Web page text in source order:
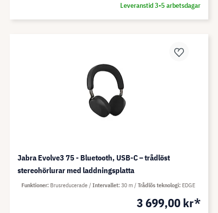
Leveranstid 3-5 arbetsdagar
Jabra Evolve3 75 - Bluetooth, USB-C – trådlöst
stereohörlurar med laddningsplatta
3 699,00 kr*
Funktioner Brusreducerade Intervallet 30 m Trådlös teknologi EDGE